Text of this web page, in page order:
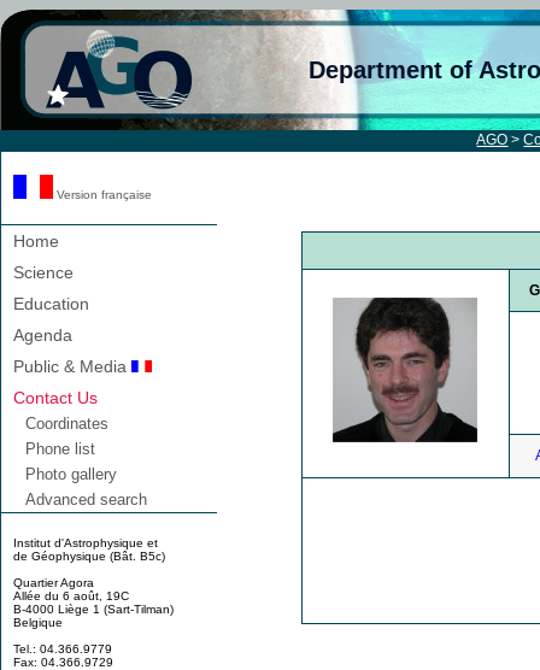
Department of
AGO >
Version française
Home
Science
Education
Agenda
Public & Media
Contact Us
Coordinates
Phone list
Photo gallery
Advanced search
Institut d'Astrophysique et
de Géophysique (Bât. B5c)
Quartier Agora
Allée du 6 août, 19C
B-4000 Liège 1 (Sart-Tilman)
Belgique
Tel.: 04.366.9779
Fax: 04.366.9729